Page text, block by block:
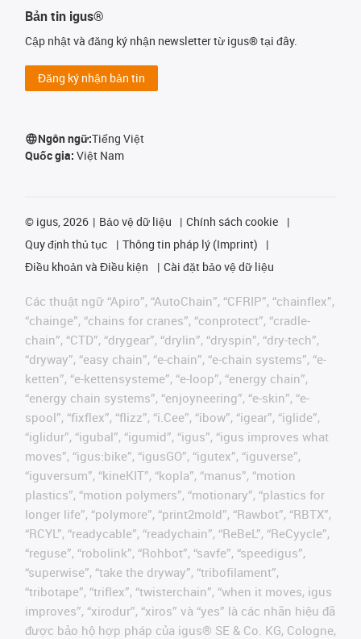
Bản tin igus®
Cập nhật và đăng ký nhận newsletter từ igus® tại đây.
Đăng ký nhận bản tin
Ngôn ngữ:Tiếng Việt
Quốc gia: Việt Nam
© igus, 2026 Bảo vệ dữ liệu
Chính sách cookie
Quy định thủ tục
Thông tin pháp lý (Imprint)
Điều khoản và Điều kiện
Cài đặt bảo vệ dữ liệu
Các thuật ngữ “Apiro”, “AutoChain”, “CFRIP”, “chainflex”,
“chainge”, “chains for cranes”, “conprotect”, “cradle-
chain”, “CTD”, “drygear”, “drylin”, “dryspin”, “dry-tech”,
“dryway”, “easy chain”, “e-chain”, “e-chain systems”, “e-
ketten”, “e-kettensysteme”, “e-loop”, “energy chain”,
“energy chain systems”, “enjoyneering”, “e-skin”, “e-
spool”, “fixflex”, “flizz”, “i.Cee”, “ibow”, “igear”, “iglide”,
“iglidur”, “igubal”, “igumid”, “igus”, “igus improves what
moves”, “igus:bike”, “igusGO”, “igutex”, “iguverse”,
“iguversum”, “kineKIT”, “kopla”, “manus”, “motion
plastics”, “motion polymers”, “motionary”, “plastics for
longer life”, “polymore”, “print2mold”, “Rawbot”, “RBTX”,
“RCYL”, “readycable”, “readychain”, “ReBeL”, “ReCyycle”,
“reguse”, “robolink”, “Rohbot”, “savfe”, “speedigus”,
“superwise”, “take the dryway”, “tribofilament”,
“tribotape”, “triflex”, “twisterchain”, “when it moves, igus
improves”, “xirodur”, “xiros” và “yes” là các nhãn hiệu đã
được bảo hộ hợp pháp của igus® SE & Co. KG, Cologne,